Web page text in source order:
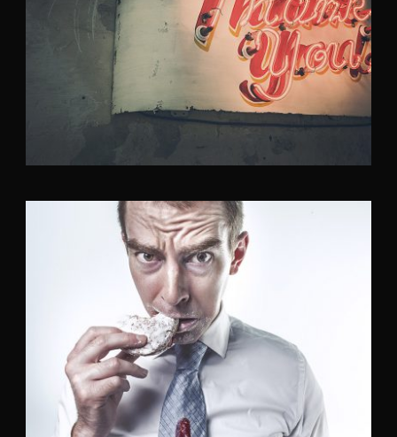
Identity Typography
Branding,Identity Logo